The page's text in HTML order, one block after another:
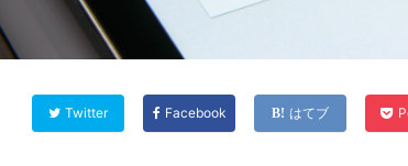
Twitter Facebook はてブ